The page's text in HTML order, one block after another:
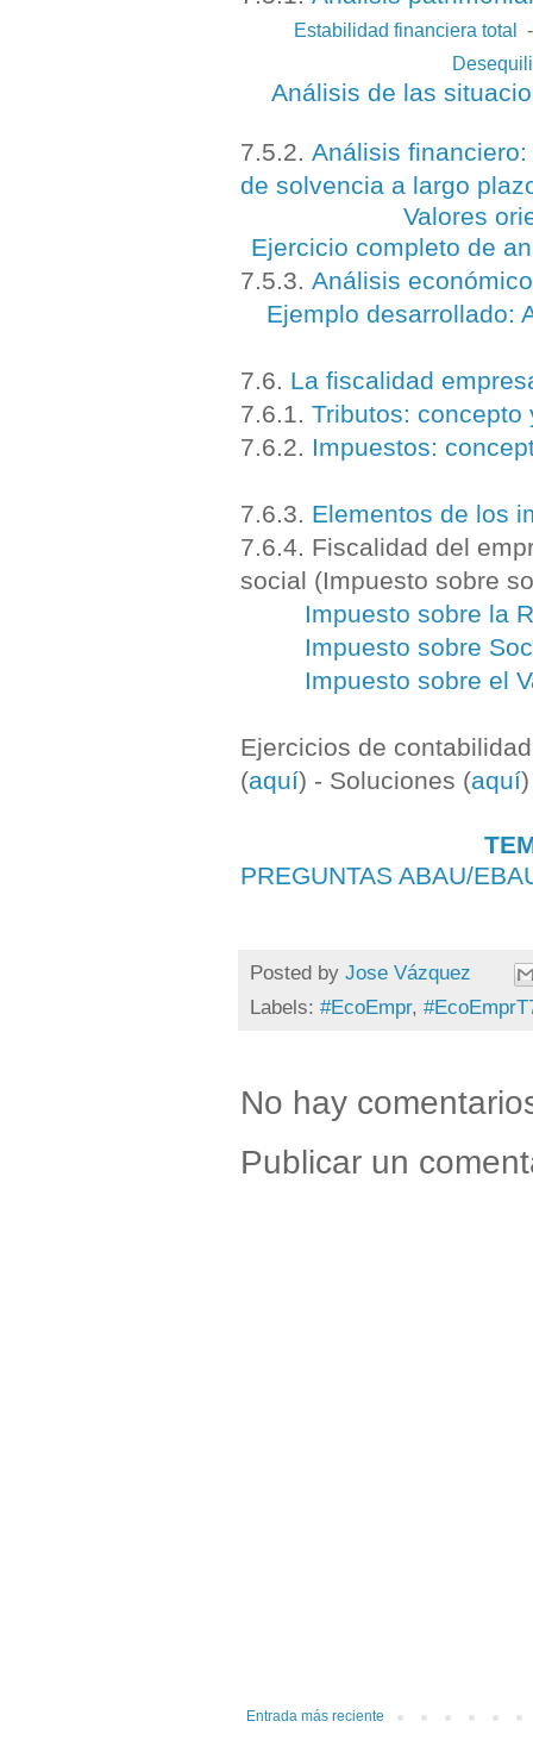
Estabilidad financiera total
Análisis de las
7.5.2. Análisis
de solvencia a largo
Valores
Ejercicio completo de
7.5.3. Análisis económico
Ejemplo desarrollado:
7.6. La fiscalidad
7.6.1. Tributos: concepto
7.6.2. Impuestos:
7.6.3. Elementos de los
7.6.4. Fiscalidad del
social (Impuesto sobre
Impuesto sobre la
Impuesto sobre
Impuesto sobre el
Ejercicios de
(aquí) - Soluciones (aquí)
PREGUNTAS ABAU/
Posted by Jose Vázquez
Labels: #EcoEmpr,
No hay
Publicar un
Entrada más reciente